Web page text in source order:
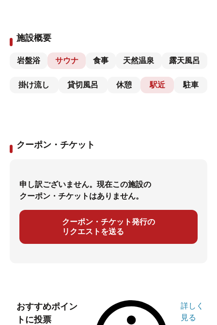
施設概要
岩盤浴 サウナ 食事 天然温泉 露天風呂
掛け流し 貸切風呂 休憩 駅近 駐車
クーポン・チケット
申し訳ございません。現在この施設の
クーポン・チケットはありません。
クーポン・チケット発行の
リクエストを送る
おすすめポイン
トに投票
詳しく
見る